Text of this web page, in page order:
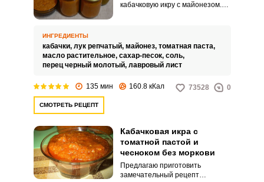
кабачковую икру с майонезом.
ИНГРЕДИЕНТЫ
кабачки, лук репчатый, майонез, томатная паста,
масло растительное, сахар-песок, соль,
перец черный молотый, лавровый лист
135 мин 160.8 кКал 73528 0
СМОТРЕТЬ РЕЦЕПТ
Кабачковая икра с
томатной пастой и
чесноком без моркови
Предлагаю приготовить
замечательный рецепт